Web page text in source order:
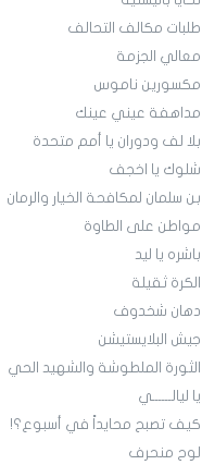
طلبات مكالف التحالف
معالي الجزمة
مكسورين ناموس
مداهفة عيني عينك
بلا لف ودوران يا أمم متحدة
شلوك يا اخجف
بن سلمان لمكافحة الخيار والرمان
مواطن على الطاوة
باشره يا ليد
الكرة ثقيلة
دهان شخدوف
جيش البلايستيشن
الثورة الملطوشة والشهيد الحي
يا ليالــــــي
كيف تصبح محايداً في أسبوع؟!
لوح منحرف